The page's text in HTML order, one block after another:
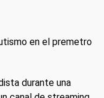
en el premetro
durante una